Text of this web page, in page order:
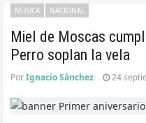
Miel de Moscas
Perro soplan la vela
MÚSICA NACIONAL
PorIgnacio Sánchez 24